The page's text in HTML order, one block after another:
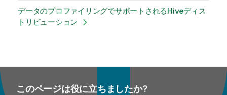
データのプロファイリングでサポートされるHiveディス
トリビューション
このページは役に立ちましたか?